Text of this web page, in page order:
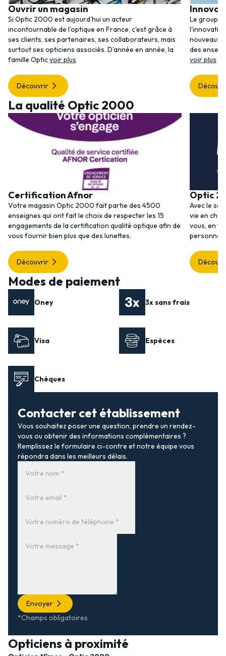
Ouvrir un magasin
Si Optic 2000 est aujourd'hui un acteur
incontournable de l'optique en France, c'est grâce à
ses clients, ses partenaires, ses collaborateurs, mais
surtout ses opticiens associés. D'année en année, la
famille Opticvoir plus
Découvrir
Le
nouveaux
des
voir plus
La qualité Optic 2000
Certification Afnor
Votre magasin Optic 2000 fait partie des 4500
enseignes qui ont fait le choix de respecter les 15
engagements de la certification qualité optique afin de
vous fournir bien plus que des lunettes.
Découvrir
Optic
Avec le
vie en
vous, en
Modes de paiement
Oney 3x sans frais
Visa Espèces
Chèques
Contacter cet établissement
Vous souhaitez poser une question, prendre un rendez-
vous ou obtenir des informations complémentaires ?
Remplissez le formulaire ci-contre et notre équipe vous
répondra dans les meilleurs délais.
Envoyer
*Champs obligatoires
Opticiens à proximité